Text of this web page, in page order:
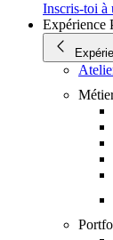
Inscris-toi à
Expérience